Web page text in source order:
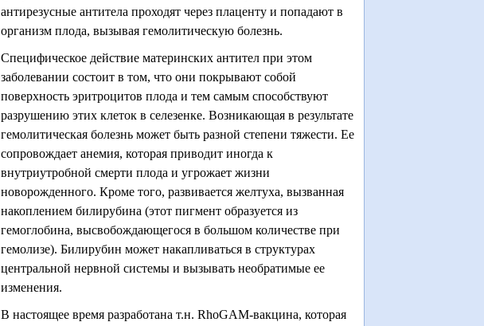
антирезусные антитела проходят через плаценту и попадают в
организм плода, вызывая гемолитическую болезнь.
Специфическое действие материнских антител при этом
заболевании состоит в том, что они покрывают собой
поверхность эритроцитов плода и тем самым способствуют
разрушению этих клеток в селезенке. Возникающая в результате
гемолитическая болезнь может быть разной степени тяжести. Ее
сопровождает анемия, которая приводит иногда к
внутриутробной смерти плода и угрожает жизни
новорожденного. Кроме того, развивается желтуха, вызванная
накоплением билирубина (этот пигмент образуется из
гемоглобина, высвобождающегося в большом количестве при
гемолизе). Билирубин может накапливаться в структурах
центральной нервной системы и вызывать необратимые ее
изменения.
В настоящее время разработана т.н. RhoGAM-вакцина, которая